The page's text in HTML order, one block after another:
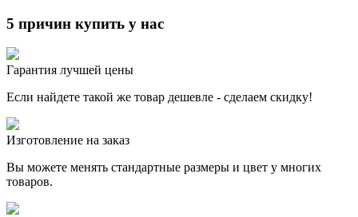
5 причин купить у нас
Гарантия лучшей цены
Если найдете такой же товар дешевле - сделаем скидку!
Изготовление на заказ
Вы можете менять стандартные размеры и цвет у многих
товаров.